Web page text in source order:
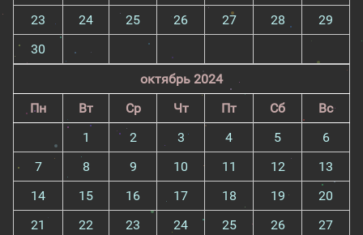
23
24 25 26 27 28
29
30
октябрь 2024
Пн
Вт Ср Чт Пт Сб
Вс
1
2 3 4 5
6
7
8 9 10 11 12
13
14
15 16 17 18 19
20
21
22 23 24 25 26
27